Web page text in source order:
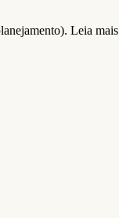
Leia mais